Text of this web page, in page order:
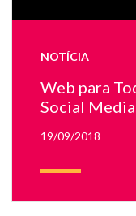
NOTÍCIA
Web para
Social
19/09/2018